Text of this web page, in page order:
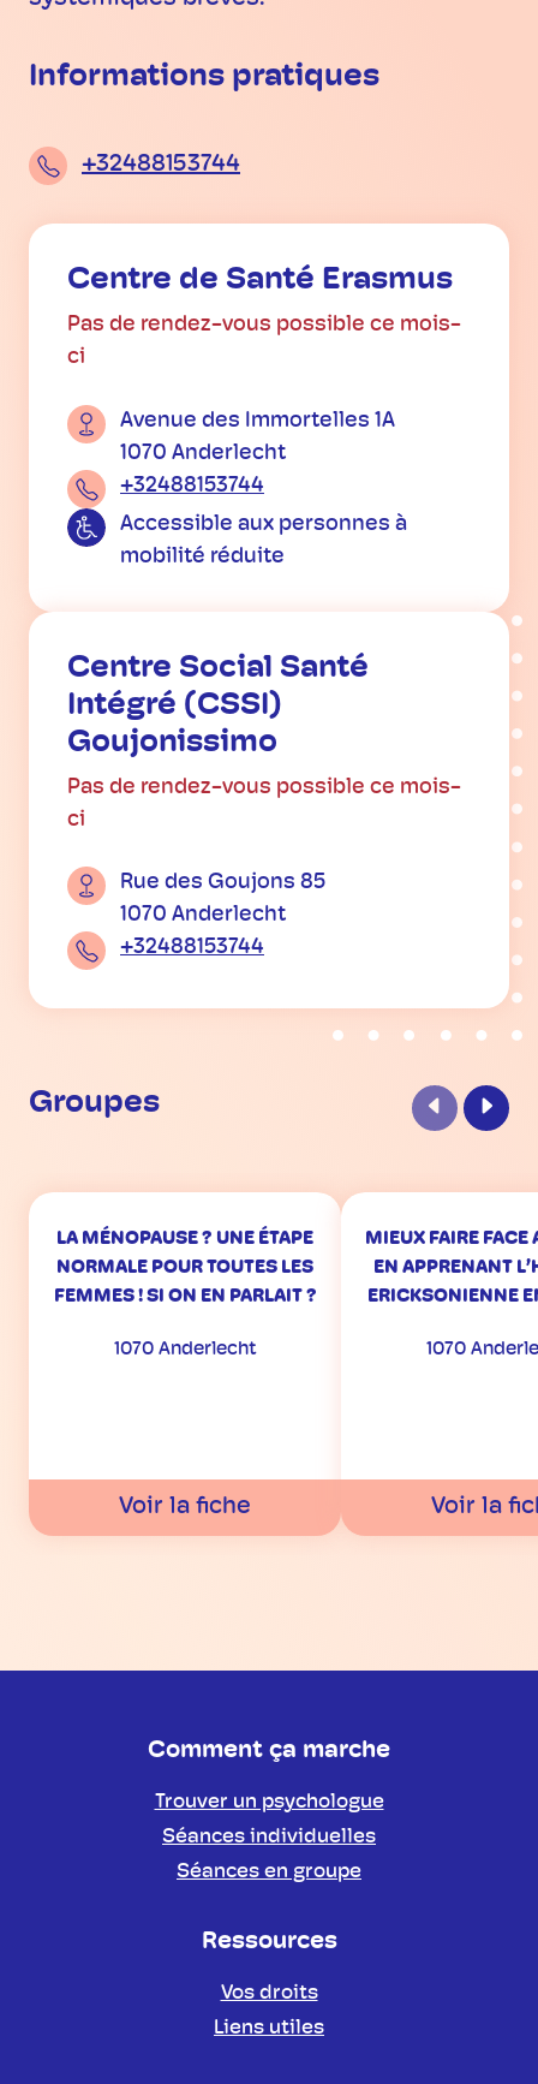
Informations pratiques
+32488153744
Centre de Santé Erasmus
Pas de rendez-vous possible ce mois-
ci
Avenue des Immortelles 1A
1070 Anderlecht
+32488153744
Accessible aux personnes à
mobilité réduite
Centre Social Santé
Intégré (CSSI)
Goujonissimo
Pas de rendez-vous possible ce mois-
ci
Rue des Goujons 85
1070 Anderlecht
+32488153744
Groupes Précédent
LA MÉNOPAUSE ? UNE ÉTAPE
NORMALE POUR TOUTES LES
FEMMES ! SI ON EN PARLAIT ?
1070 Anderlecht
Voir la fiche
MIEUX FAIRE FACE
EN APPRENANT
ERICKSONIENNE
1070
Voir la
Comment ça marche
Trouver un psychologue
Séances individuelles
Séances en groupe
Ressources
Vos droits
Liens utiles